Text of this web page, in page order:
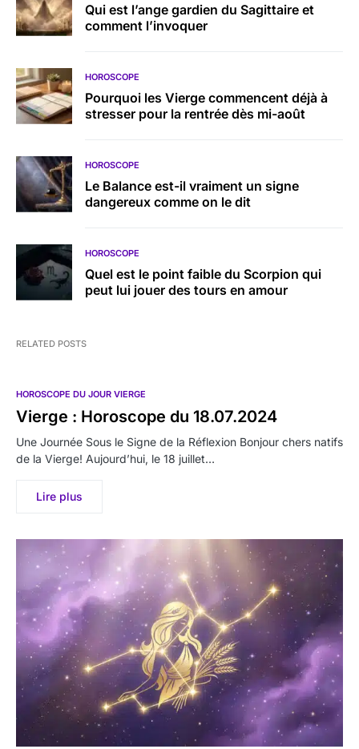
Qui est l’ange gardien du Sagittaire et
comment l’invoquer
HOROSCOPE
Pourquoi les Vierge commencent déjà à
stresser pour la rentrée dès mi-août
HOROSCOPE
Le Balance est-il vraiment un signe
dangereux comme on le dit
HOROSCOPE
Quel est le point faible du Scorpion qui
peut lui jouer des tours en amour
RELATED POSTS
HOROSCOPE DU JOUR VIERGE
Vierge : Horoscope du 18.07.2024
Une Journée Sous le Signe de la Réflexion Bonjour chers natifs
de la Vierge! Aujourd’hui, le 18 juillet…
Lire plus